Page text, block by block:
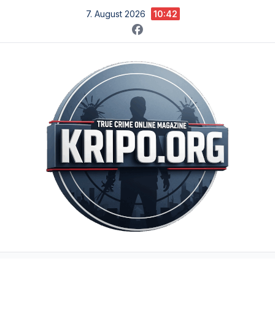
springen
7. August 2026 10:42